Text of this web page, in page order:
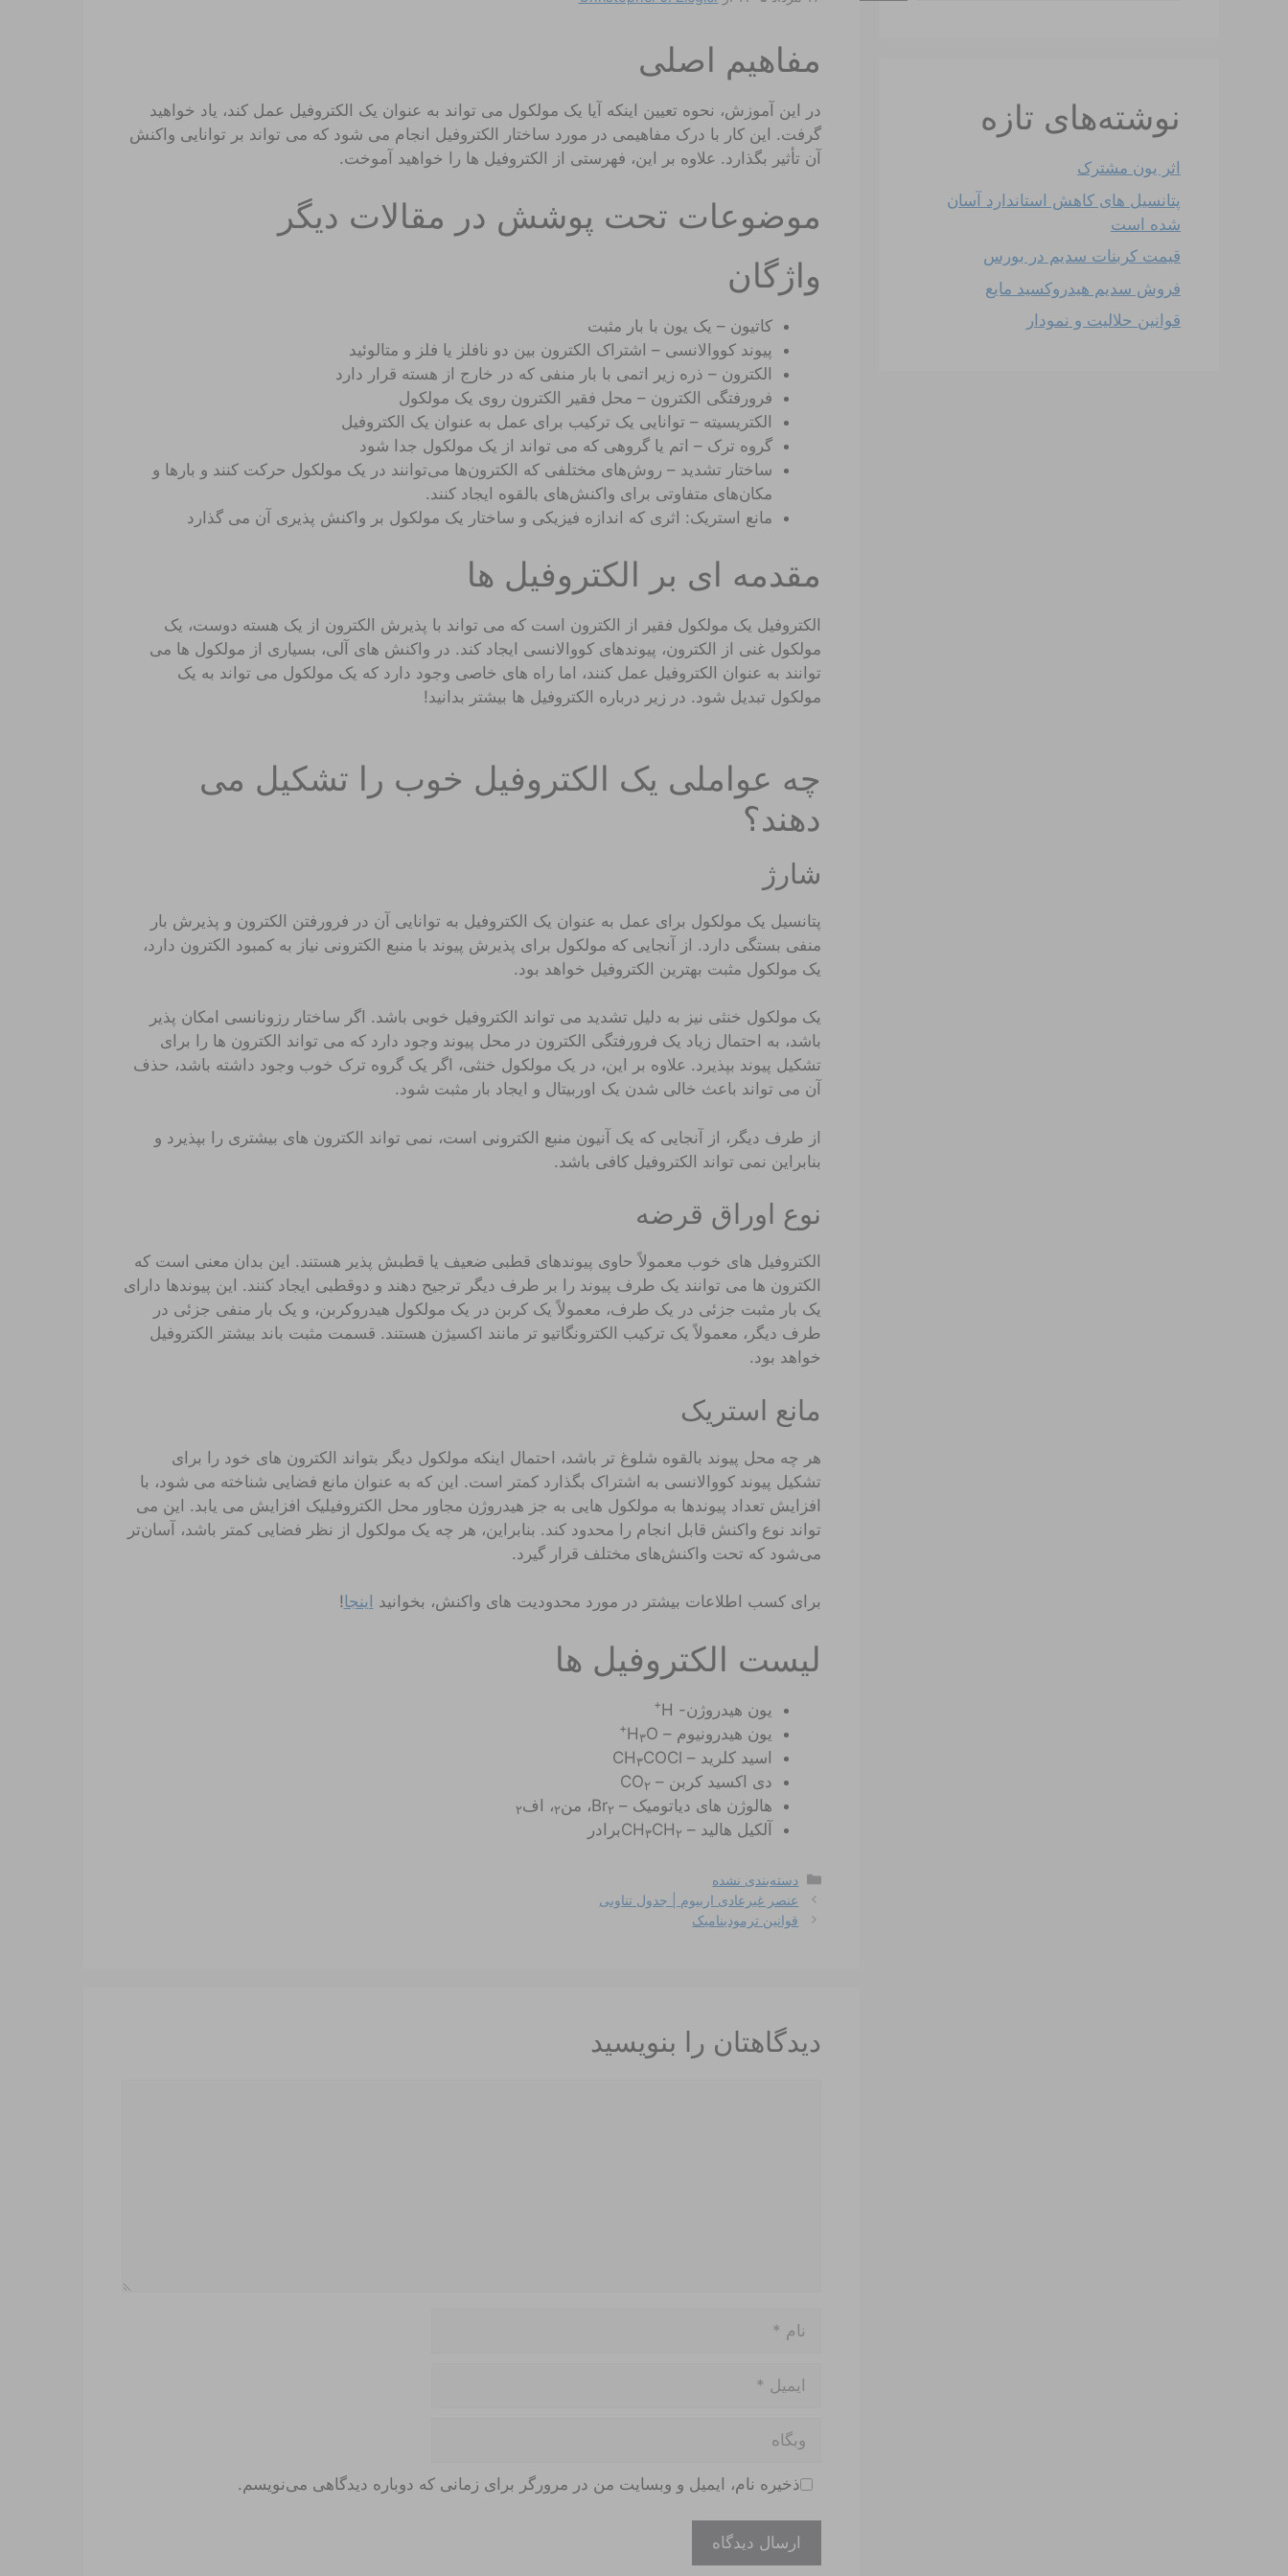
مفاهیم اصلی
در این آموزش، نحوه تعیین اینکه آیا یک مولکول می تواند به عنوان یک الکتروفیل عمل کند، یاد خواهید
گرفت. این کار با درک مفاهیمی در مورد ساختار الکتروفیل انجام می شود که می تواند بر توانایی واکنش
آن تأثیر بگذارد. علاوه بر این، فهرستی از الکتروفیل ها را خواهید آموخت.
موضوعات تحت پوشش در مقالات دیگر
واژگان
کاتیون – یک یون با بار مثبت
پیوند کووالانسی – اشتراک الکترون بین دو نافلز یا فلز و متالوئید
الکترون – ذره زیر اتمی با بار منفی که در خارج از هسته قرار دارد
فرورفتگی الکترون – محل فقیر الکترون روی یک مولکول
الکتریسیته – توانایی یک ترکیب برای عمل به عنوان یک الکتروفیل
گروه ترک – اتم یا گروهی که می تواند از یک مولکول جدا شود
ساختار تشدید – روش‌های مختلفی که الکترون‌ها می‌توانند در یک مولکول حرکت کنند و بارها و
مکان‌های متفاوتی برای واکنش‌های بالقوه ایجاد کنند.
مانع استریک: اثری که اندازه فیزیکی و ساختار یک مولکول بر واکنش پذیری آن می گذارد
مقدمه ای بر الکتروفیل ها
الکتروفیل یک مولکول فقیر از الکترون است که می تواند با پذیرش الکترون از یک هسته دوست، یک
مولکول غنی از الکترون، پیوندهای کووالانسی ایجاد کند. در واکنش های آلی، بسیاری از مولکول ها می
توانند به عنوان الکتروفیل عمل کنند، اما راه های خاصی وجود دارد که یک مولکول می تواند به یک
مولکول تبدیل شود. در زیر درباره الکتروفیل ها بیشتر بدانید!
چه عواملی یک الکتروفیل خوب را تشکیل می
دهند؟
شارژ
پتانسیل یک مولکول برای عمل به عنوان یک الکتروفیل به توانایی آن در فرورفتن الکترون و پذیرش بار
منفی بستگی دارد. از آنجایی که مولکول برای پذیرش پیوند با منبع الکترونی نیاز به کمبود الکترون دارد،
یک مولکول مثبت بهترین الکتروفیل خواهد بود.
یک مولکول خنثی نیز به دلیل تشدید می تواند الکتروفیل خوبی باشد. اگر ساختار رزونانسی امکان پذیر
باشد، به احتمال زیاد یک فرورفتگی الکترون در محل پیوند وجود دارد که می تواند الکترون ها را برای
تشکیل پیوند بپذیرد. علاوه بر این، در یک مولکول خنثی، اگر یک گروه ترک خوب وجود داشته باشد، حذف
آن می تواند باعث خالی شدن یک اوربیتال و ایجاد بار مثبت شود.
از طرف دیگر، از آنجایی که یک آنیون منبع الکترونی است، نمی تواند الکترون های بیشتری را بپذیرد و
بنابراین نمی تواند الکتروفیل کافی باشد.
نوع اوراق قرضه
الکتروفیل های خوب معمولاً حاوی پیوندهای قطبی ضعیف یا قطبش پذیر هستند. این بدان معنی است که
الکترون ها می توانند یک طرف پیوند را بر طرف دیگر ترجیح دهند و دوقطبی ایجاد کنند. این پیوندها دارای
یک بار مثبت جزئی در یک طرف، معمولاً یک کربن در یک مولکول هیدروکربن، و یک بار منفی جزئی در
طرف دیگر، معمولاً یک ترکیب الکترونگاتیو تر مانند اکسیژن هستند. قسمت مثبت باند بیشتر الکتروفیل
خواهد بود.
مانع استریک
هر چه محل پیوند بالقوه شلوغ تر باشد، احتمال اینکه مولکول دیگر بتواند الکترون های خود را برای
تشکیل پیوند کووالانسی به اشتراک بگذارد کمتر است. این که به عنوان مانع فضایی شناخته می شود، با
افزایش تعداد پیوندها به مولکول هایی به جز هیدروژن مجاور محل الکتروفیلیک افزایش می یابد. این می
تواند نوع واکنش قابل انجام را محدود کند. بنابراین، هر چه یک مولکول از نظر فضایی کمتر باشد، آسان‌تر
می‌شود که تحت واکنش‌های مختلف قرار گیرد.
برای کسب اطلاعات بیشتر در مورد محدودیت های واکنش، بخوانید اینجا!
لیست الکتروفیل ها
یون هیدروژن- H +
یون هیدرونیوم – H ۳O
+
اسید کلرید – CH ۳COCl
دی اکسید کربن – CO ۲
هالوژن های دیاتومیک – Br ۲ ، من۲، اف۲
آلکیل هالید – CH ۳CH ۲ برادر
دسته‌ها
دسته‌بندی نشده
عنصر غیرعادی اربیوم | جدول تناوبی
قوانین ترمودینامیک
دیدگاهتان را بنویسید
وبگاه
ذخیره نام، ایمیل و وبسایت من در مرورگر برای زمانی که دوباره دیدگاهی می‌نویسم.
نوشته‌های تازه
اثر یون مشترک
پتانسیل های کاهش استاندارد آسان
شده است
قیمت کربنات سدیم در بورس
فروش سدیم هیدروکسید مایع
قوانین حلالیت و نمودار